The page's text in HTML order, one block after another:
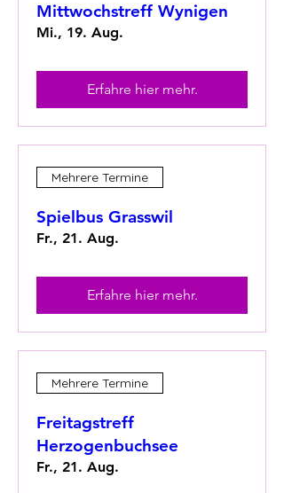
Mittwochstreff Wynigen
Mi., 19. Aug.
Erfahre hier mehr.
Mehrere Termine
Spielbus Grasswil
Fr., 21. Aug.
Erfahre hier mehr.
Mehrere Termine
Freitagstreff
Herzogenbuchsee
Fr., 21. Aug.